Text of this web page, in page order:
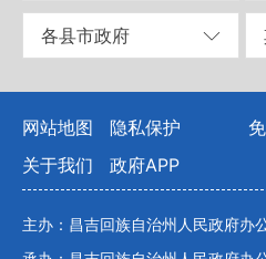
各县市政府
网站地图 隐私保护
关于我们
政府APP
主办：昌吉回族自治州人民政府办